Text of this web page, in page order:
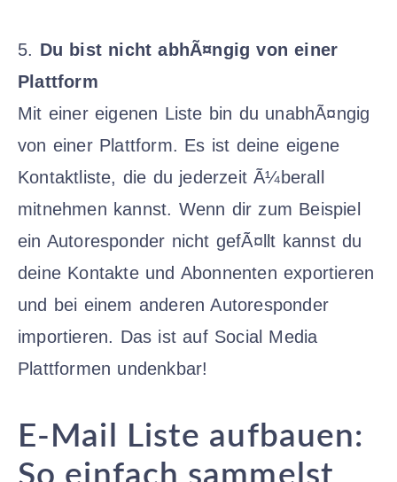
5. Du bist nicht abhÃ¤ngig von einer
Plattform
Mit einer eigenen Liste bin du unabhÃ¤ngig
von einer Plattform. Es ist deine eigene
Kontaktliste, die du jederzeit Ã¼berall
mitnehmen kannst. Wenn dir zum Beispiel
ein Autoresponder nicht gefÃ¤llt kannst du
deine Kontakte und Abonnenten exportieren
und bei einem anderen Autoresponder
importieren. Das ist auf Social Media
Plattformen undenkbar!
E-Mail Liste aufbauen:
So einfach sammelst